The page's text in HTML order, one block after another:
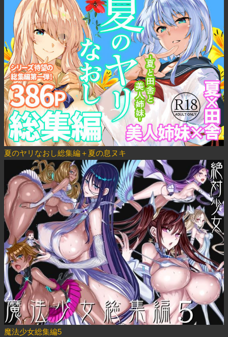
夏のヤリなおし総集編＋夏の息ヌキ
魔法少女総集編5